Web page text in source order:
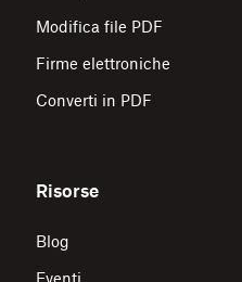
Modifica file PDF
Firme elettroniche
Converti in PDF
Risorse
Blog
Eventi